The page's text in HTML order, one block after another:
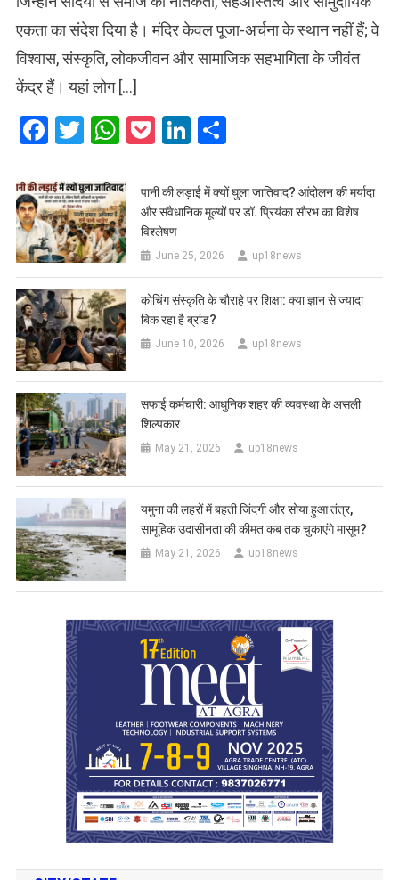
एकता का संदेश दिया है। मंदिर केवल पूजा-अर्चना के स्थान नहीं हैं; वे
विश्वास, संस्कृति, लोकजीवन और सामाजिक सहभागिता के जीवंत
केंद्र हैं। यहां लोग […]
Facebook
Twitter
WhatsApp
PocketLinkedIn
पानी की लड़ाई में क्यों घुला जातिवाद? आंदोलन की मर्यादा
और संवैधानिक मूल्यों पर डॉ. प्रियंका सौरभ का विशेष
विश्लेषण
June 25, 2026 up18news
कोचिंग संस्कृति के चौराहे पर शिक्षा: क्या ज्ञान से ज्यादा
बिक रहा है ब्रांड?
June 10, 2026 up18news
सफाई कर्मचारी: आधुनिक शहर की व्यवस्था के असली
शिल्पकार
May 21, 2026 up18news
यमुना की लहरों में बहती जिंदगी और सोया हुआ तंत्र,
सामूहिक उदासीनता की कीमत कब तक चुकाएंगे मासूम?
May 21, 2026 up18news